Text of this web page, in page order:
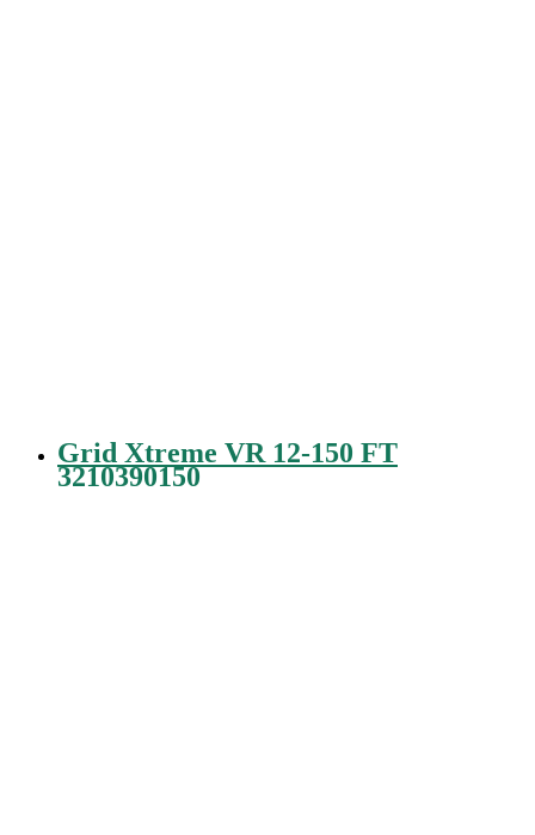
Grid Xtreme VR 12-150 FT
3210390150